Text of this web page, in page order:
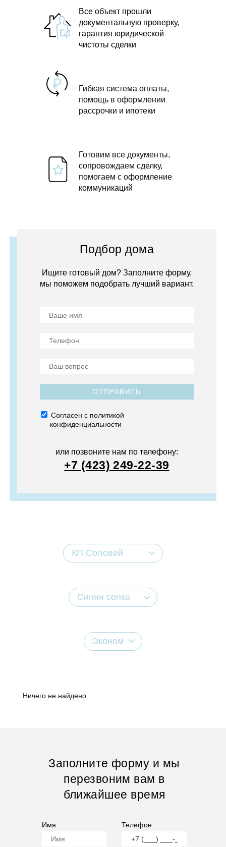
Все объект прошли
документальную проверку,
гарантия юридической
чистоты сделки
Гибкая система оплаты,
помощь в оформлении
рассрочки и ипотеки
Готовим все документы,
сопровождаем сделку,
помогаем с оформление
коммуникаций
Подбор дома
Ищите готовый дом? Заполните форму,
мы поможем подобрать лучший вариант.
ОТПРАВИТЬ
Согласен с политикой
конфиденциальности
или позвоните нам по телефону:
+7 (423) 249-22-39
КП Соловей
Синяя сопка
Эконом
Ничего не найдено
Заполните форму и мы
перезвоним вам в
ближайшее время
Имя Телефон